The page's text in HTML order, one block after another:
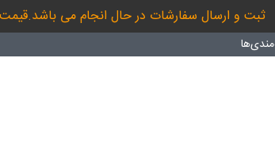
ثبت و ارسال سفارشات در حال انجام می